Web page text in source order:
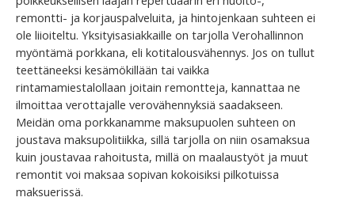
remontti- ja korjauspalveluita, ja hintojenkaan suhteen ei
ole liioiteltu. Yksityisasiakkaille on tarjolla Verohallinnon
myöntämä porkkana, eli kotitalousvähennys. Jos on tullut
teettäneeksi kesämökillään tai vaikka
rintamamiestalollaan joitain remontteja, kannattaa ne
ilmoittaa verottajalle verovähennyksiä saadakseen.
Meidän oma porkkanamme maksupuolen suhteen on
joustava maksupolitiikka, sillä tarjolla on niin osamaksua
kuin joustavaa rahoitusta, millä on maalaustyöt ja muut
remontit voi maksaa sopivan kokoisiksi pilkotuissa
maksuerissä.